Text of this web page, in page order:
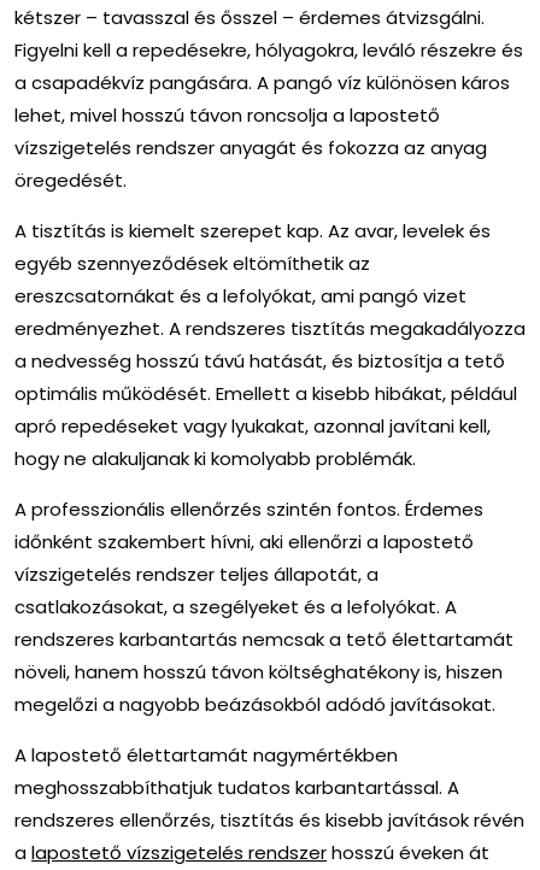
kétszer – tavasszal és ősszel – érdemes átvizsgálni.
Figyelni kell a repedésekre, hólyagokra, leváló részekre és
a csapadékvíz pangására. A pangó víz különösen káros
lehet, mivel hosszú távon roncsolja a lapostető
vízszigetelés rendszer anyagát és fokozza az anyag
öregedését.
A tisztítás is kiemelt szerepet kap. Az avar, levelek és
egyéb szennyeződések eltömíthetik az
ereszcsatornákat és a lefolyókat, ami pangó vizet
eredményezhet. A rendszeres tisztítás megakadályozza
a nedvesség hosszú távú hatását, és biztosítja a tető
optimális működését. Emellett a kisebb hibákat, például
apró repedéseket vagy lyukakat, azonnal javítani kell,
hogy ne alakuljanak ki komolyabb problémák.
A professzionális ellenőrzés szintén fontos. Érdemes
időnként szakembert hívni, aki ellenőrzi a lapostető
vízszigetelés rendszer teljes állapotát, a
csatlakozásokat, a szegélyeket és a lefolyókat. A
rendszeres karbantartás nemcsak a tető élettartamát
növeli, hanem hosszú távon költséghatékony is, hiszen
megelőzi a nagyobb beázásokból adódó javításokat.
A lapostető élettartamát nagymértékben
meghosszabbíthatjuk tudatos karbantartással. A
rendszeres ellenőrzés, tisztítás és kisebb javítások révén
alapostető vízszigetelés rendszerhosszú éveken át